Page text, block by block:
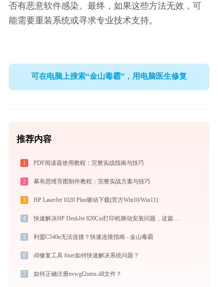
否有恶意软件感染。最终，如果这些方法无效，可
能需要重装系统或寻求专业技术支持。
可在电脑上搜索“金山毒霸”，用电脑医生修复
推荐内容
1 PDF阅读器使用教程：完整实战指南与技巧
2 幕布思维导图制作教程：完整实战方案与技巧
3 HP LaserJet 1020 Plus驱动下载(官方Win10/Win11)
4 快速解决HP DeskJet 820Cxi打印机驱动安装问题，这篇文章告诉你方法
5 利盟C540n无法连接？快速连接指南 - 金山毒霸
6 dll修复工具 fixer如何快速解决系统问题？
7 如何正确注册nvwgf2umx.dll文件？